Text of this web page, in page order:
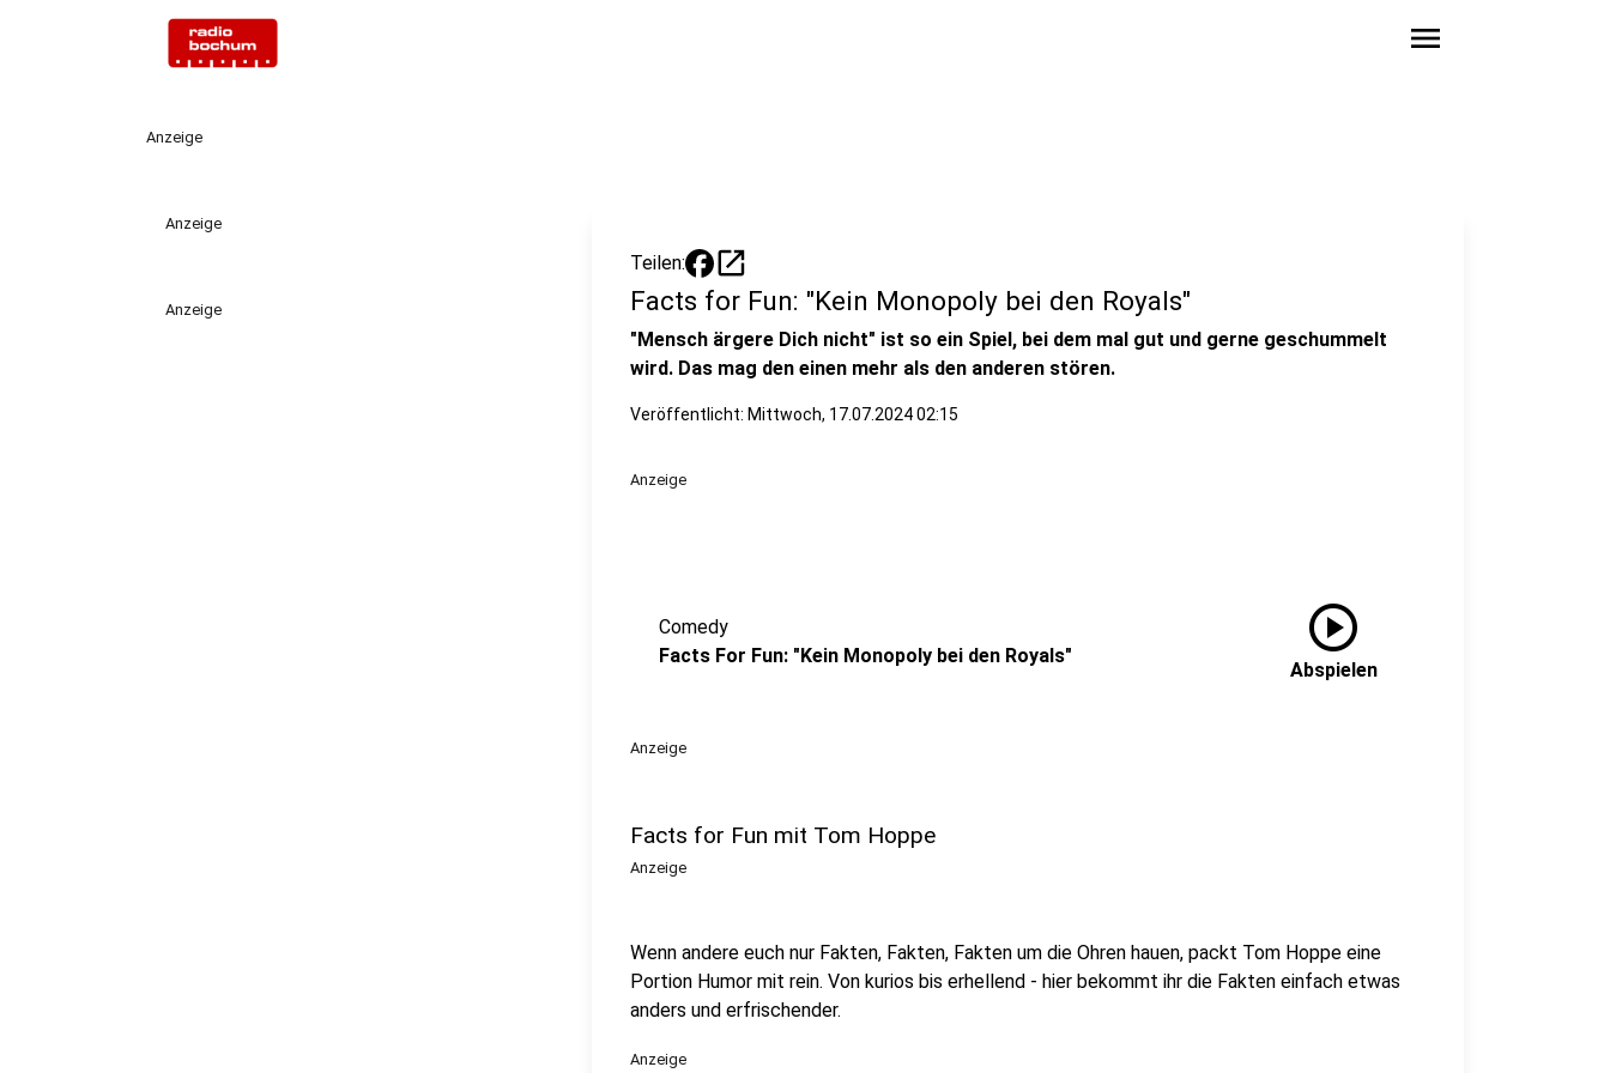
menu
Anzeige
Anzeige
Anzeige
Teilen: open_in_new
Facts for Fun: "Kein Monopoly bei den Royals"
"Mensch ärgere Dich nicht" ist so ein Spiel, bei dem mal gut und gerne geschummelt
wird. Das mag den einen mehr als den anderen stören.
Veröffentlicht: Mittwoch, 17.07.2024 02:15
Anzeige
Comedy
Facts For Fun: "Kein Monopoly bei den Royals"
play_circle
Abspielen
Anzeige
Facts for Fun mit Tom Hoppe
Anzeige
Wenn andere euch nur Fakten, Fakten, Fakten um die Ohren hauen, packt Tom Hoppe eine
Portion Humor mit rein. Von kurios bis erhellend - hier bekommt ihr die Fakten einfach etwas
anders und erfrischender.
Anzeige